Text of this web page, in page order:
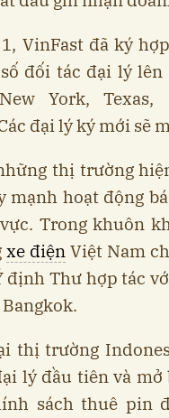
VinFast đã ký
đối tác đại lý
York, Texas,
đại lý ký mới sẽ
thị trường
mạnh hoạt động
Trong khuôn
xe điện Việt Nam
định Thư hợp tác
thị trường
lý đầu tiên và
sách thuê pin